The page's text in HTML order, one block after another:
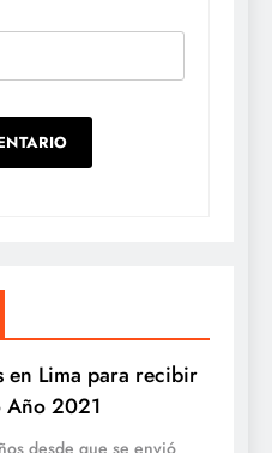
en Lima para recibir
Año 2021
desde que se envió